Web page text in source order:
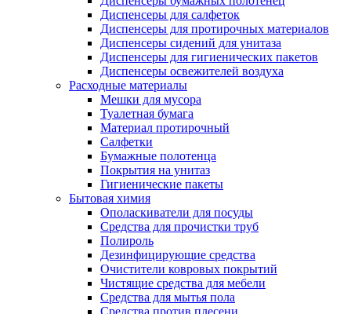
Диспенсеры для салфеток
Диспенсеры для протирочных материалов
Диспенсеры сидений для унитаза
Диспенсеры для гигиенических пакетов
Диспенсеры освежителей воздуха
Расходные материалы
Мешки для мусора
Туалетная бумага
Материал протирочный
Салфетки
Бумажные полотенца
Покрытия на унитаз
Гигиенические пакеты
Бытовая химия
Ополаскиватели для посуды
Средства для прочистки труб
Полироль
Дезинфицирующие средства
Очистители ковровых покрытий
Чистящие средства для мебели
Средства для мытья пола
Средства против плесени